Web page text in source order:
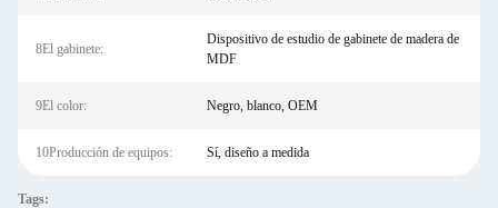
8El gabinete:
Dispositivo de estudio de gabinete de madera de
MDF
9El color: Negro, blanco, OEM
10Producción de equipos: Sí, diseño a medida
Tags: